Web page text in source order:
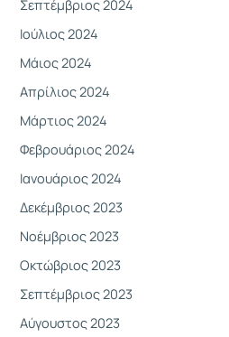
Σεπτέμβριος 2024
Ιούλιος 2024
Μάιος 2024
Απρίλιος 2024
Μάρτιος 2024
Φεβρουάριος 2024
Ιανουάριος 2024
Δεκέμβριος 2023
Νοέμβριος 2023
Οκτώβριος 2023
Σεπτέμβριος 2023
Αύγουστος 2023